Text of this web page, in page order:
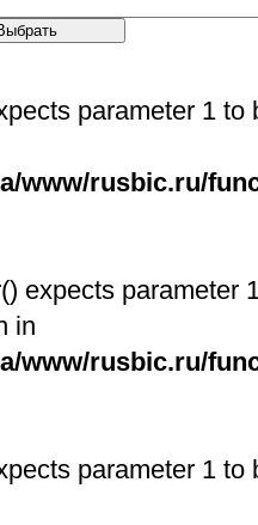
parameter 1 to
www/rusbic.ru/
expects parameter
in
www/rusbic.ru/
parameter 1 to